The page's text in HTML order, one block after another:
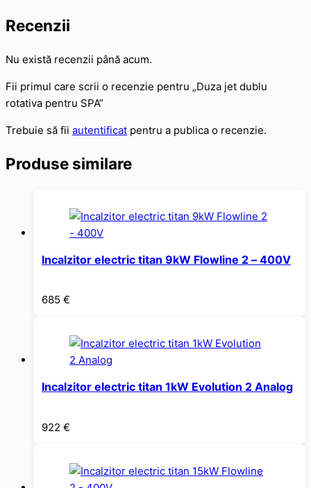
Recenzii
Nu există recenzii până acum.
Fii primul care scrii o recenzie pentru „Duza jet dublu
rotativa pentru SPA”
Trebuie să fii autentificat pentru a publica o recenzie.
Produse similare
Incalzitor electric titan 9kW Flowline 2 – 400V
685 €
Incalzitor electric titan 1kW Evolution 2 Analog
922 €